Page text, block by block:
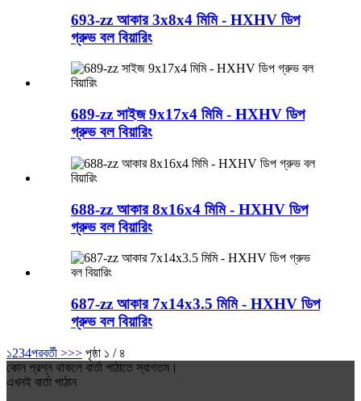
693-zz আকার 3x8x4 মিমি - HXHV ডিপ
গ্রুভ বল বিয়ারিং
689-zz সাইজ 9x17x4 মিমি - HXHV ডিপ
গ্রুভ বল বিয়ারিং
688-zz আকার 8x16x4 মিমি - HXHV ডিপ
গ্রুভ বল বিয়ারিং
687-zz আকার 7x14x3.5 মিমি - HXHV ডিপ
গ্রুভ বল বিয়ারিং
১234পরবর্তী >>> পৃষ্ঠা ১ / ৪
কোন প্রশ্ন থাকলে বার্তা পাঠাতে স্বাগতম।
এখনই বার্তা পাঠান